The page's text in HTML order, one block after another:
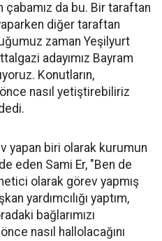
da bu. Bir taraftan
diğer taraftan
zaman Yeşilyurt
adayımız Bayram
Konutların,
nasıl yetiştirebiliriz
yapan biri olarak kurumun
eden Sami Er, "Ben de
olarak görev yapmış
yardımcılığı yaptım,
bağlarımızı
nasıl hallolacağını